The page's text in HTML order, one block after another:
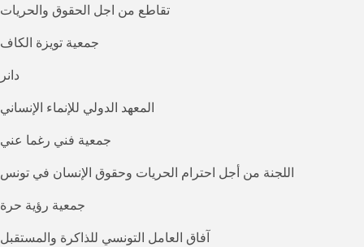
تقاطع من اجل الحقوق والحريات
جمعية تويزة الكاف
دانر
المعهد الدولي للإنماء الإنساني
جمعية فني رغما عني
اللجنة من أجل احترام الحريات وحقوق الإنسان في تونس
جمعية رؤية حرة
آفاق العامل التونسي للذاكرة والمستقبل